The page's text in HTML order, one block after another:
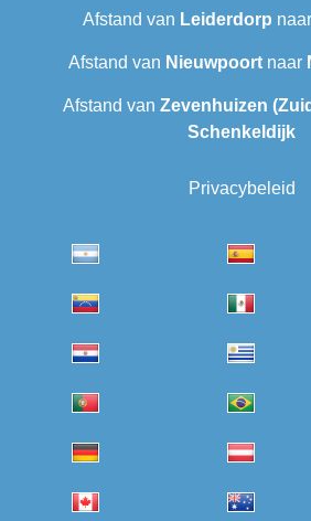
Afstand van Leiderdorp naar
Afstand van Nieuwpoort naar
Afstand van Zevenhuizen
Schenkeldijk
Privacybeleid